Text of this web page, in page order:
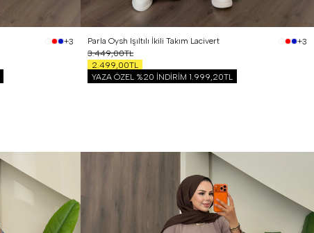
+3
Parla Oysh Işıltılı İkili Takım Lacivert
+3
3.449,00TL
2.499,00TL
YAZA ÖZEL %20 İNDİRİM 1.999,20TL